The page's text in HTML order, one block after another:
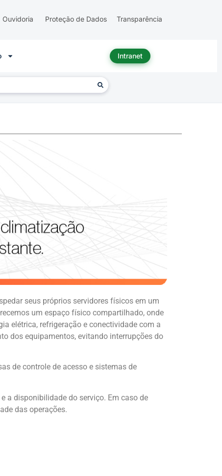
Ouvidoria Proteção de Dados Transparência
Intranet
seus próprios servidores físicos em um
um espaço físico compartilhado, onde
elétrica, refrigeração e conectividade com a
dos equipamentos, evitando interrupções do
de controle de acesso e sistemas de
a disponibilidade do serviço. Em caso de
das operações.